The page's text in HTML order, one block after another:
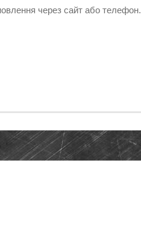
через сайт або телефон.